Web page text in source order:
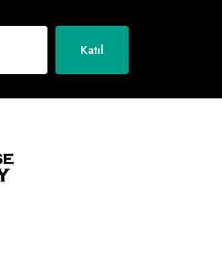
Katıl